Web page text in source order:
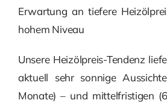
Erwartung an tiefere
hohem Niveau
Unsere Heizölpreis-Tendenz
aktuell sehr sonnige
Monate) – und mittelfristigen